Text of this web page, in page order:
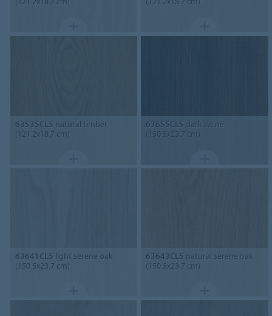
63535CL5 natural timber
(121.2x18.7 cm)
63655CL5 dark twine
(150.5x23.7 cm)
63641CL5 light serene oak
(150.5x23.7 cm)
63643CL5 natural serene oak
(150.5x23.7 cm)